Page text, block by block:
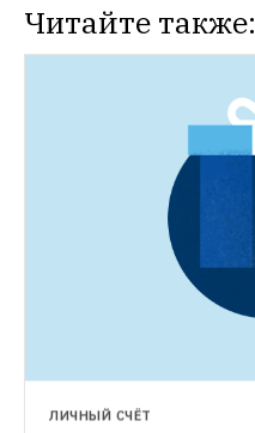
Читайте также:
ЛИЧНЫЙ СЧЁТ